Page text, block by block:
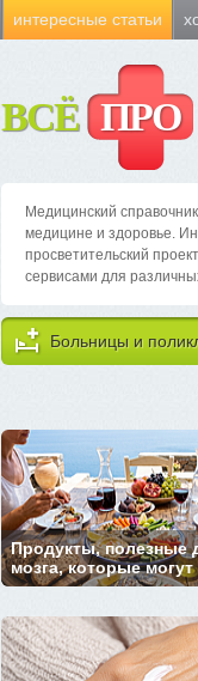
интересные статьи
ВСЁ ПРО
Медицинский
медицине и здоровье.
просветительский
сервисами для
Больницы и
Продукты, полезные
мозга, которые